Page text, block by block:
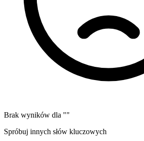
Brak wyników dla ""
Spróbuj innych słów kluczowych